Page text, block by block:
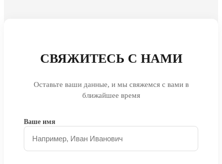
СВЯЖИТЕСЬ С НАМИ
Оставьте ваши данные, и мы свяжемся с вами в
ближайшее время
Ваше имя